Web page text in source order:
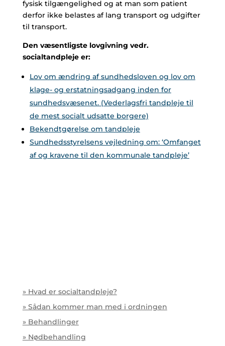
fysisk tilgængelighed og at man som patient
derfor ikke belastes af lang transport og udgifter
til transport.
Den væsentligste lovgivning vedr.
socialtandpleje er:
Lov om ændring af sundhedsloven og lov om
klage- og erstatningsadgang inden for
sundhedsvæsenet. (Vederlagsfri tandpleje til
de mest socialt udsatte borgere)
Bekendtgørelse om tandpleje
Sundhedsstyrelsens vejledning om: ‘Omfanget
af og kravene til den kommunale tandpleje’
» Hvad er socialtandpleje?
» Sådan kommer man med i ordningen
» Behandlinger
» Nødbehandling